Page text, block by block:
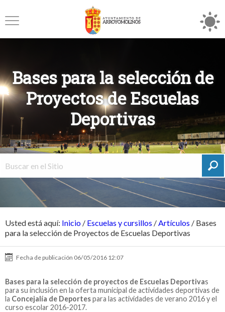
Bases para la selección de
Proyectos de Escuelas
Deportivas
Usted está aquí: Inicio / Escuelas y cursillos /Artículos / Bases
para la selección de Proyectos de Escuelas Deportivas
Fecha de publicación 06/05/2016 12:07
Bases para la selección de proyectos de Escuelas Deportivas
para su inclusión en la oferta municipal de actividades deportivas de
la Concejalía de Deportespara las actividades de verano 2016 y el
curso escolar 2016-2017.